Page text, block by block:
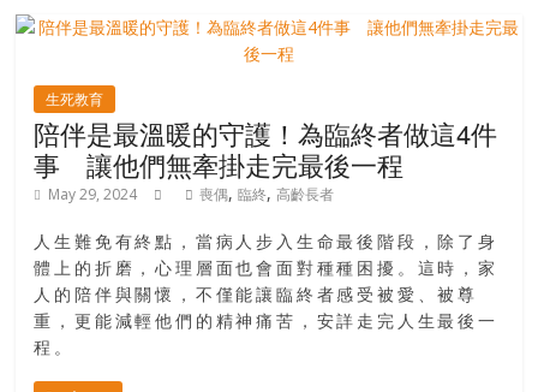
生死教育
陪伴是最溫暖的守護！為臨終者做這4件
事 讓他們無牽掛走完最後一程
May 29, 2024 喪偶,臨終,高齡長者
人生難免有終點，當病人步入生命最後階段，除了身
體上的折磨，心理層面也會面對種種困擾。這時，家
人的陪伴與關懷，不僅能讓臨終者感受被愛、被尊
重，更能減輕他們的精神痛苦，安詳走完人生最後一
程。